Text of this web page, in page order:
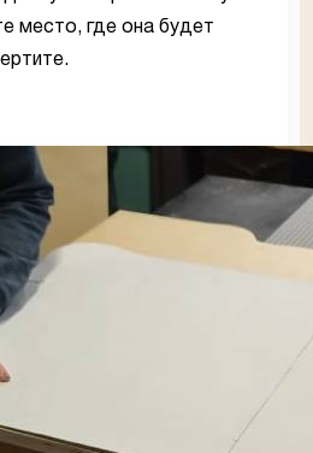
место, где она будет